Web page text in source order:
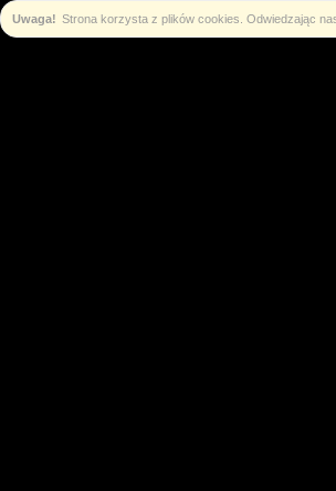
Uwaga! Strona korzysta z plików cookies. Odwiedzając